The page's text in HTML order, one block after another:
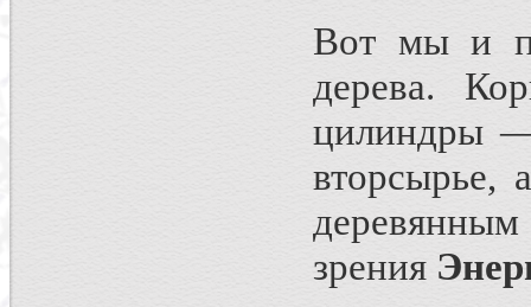
Вот мы и
дерева.
цилиндры
зрения